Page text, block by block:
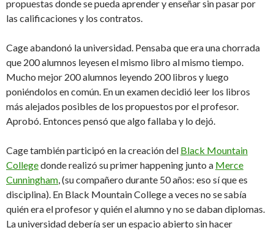
propuestas donde se pueda aprender y enseñar sin pasar por
las calificaciones y los contratos.
Cage abandonó la universidad. Pensaba que era una chorrada
que 200 alumnos leyesen el mismo libro al mismo tiempo.
Mucho mejor 200 alumnos leyendo 200 libros y luego
poniéndolos en común. En un examen decidió leer los libros
más alejados posibles de los propuestos por el profesor.
Aprobó. Entonces pensó que algo fallaba y lo dejó.
Cage también participó en la creación del Black Mountain
Collegedonde realizó su primer happening junto a Merce
Cunningham, (su compañero durante 50 años: eso sí que es
disciplina). En Black Mountain College a veces no se sabía
quién era el profesor y quién el alumno y no se daban diplomas.
La universidad debería ser un espacio abierto sin hacer